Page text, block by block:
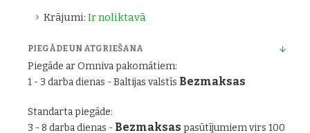
Krājumi: Ir noliktavā
PIEGĀDE UN ATGRIEŠANA
Piegāde ar Omniva pakomātiem:
1 - 3 darba dienas - Baltijas valstīs Bezmaksas
Standarta piegāde:
3 - 8 darba dienas - Bezmaksas pasūtījumiem virs 100